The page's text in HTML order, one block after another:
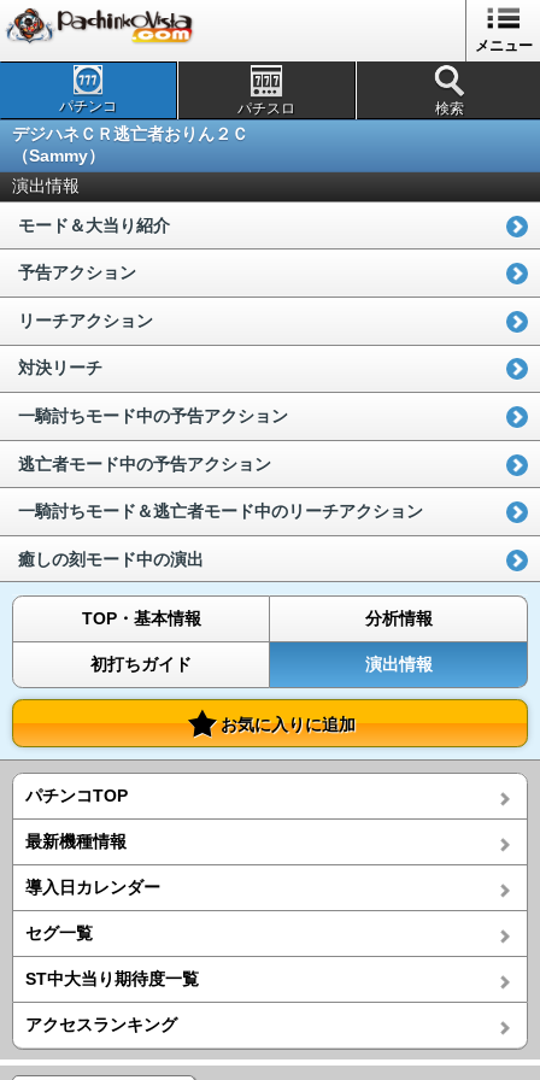
メニュー
パチンコ パチスロ 検索
デジハネＣＲ逃亡者おりん２Ｃ
（Sammy）
演出情報
モード＆大当り紹介
予告アクション
リーチアクション
対決リーチ
一騎討ちモード中の予告アクション
逃亡者モード中の予告アクション
一騎討ちモード＆逃亡者モード中のリーチアクション
癒しの刻モード中の演出
TOP・基本情報 分析情報
初打ちガイド 演出情報
お気に入りに追加
パチンコTOP
最新機種情報
導入日カレンダー
セグ一覧
ST中大当り期待度一覧
アクセスランキング